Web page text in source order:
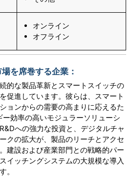
オンライン
オフライン
を席巻する企業：
的な製品革新とスマートスイッチの
促進しています。彼らは、スマート
ョンからの需要の高まりに応えるた
効率の高いモジュラーソリューシ
への強力な投資と、デジタルチャ
クの拡大が、製品のリーチとアクセ
建設および産業部門との戦略的パー
イッチングシステムの大規模な導入
。